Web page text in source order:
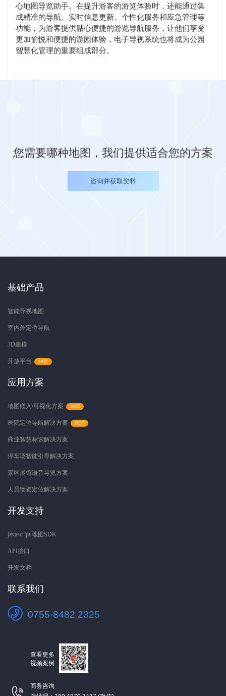
心地图导览助手。在提升游客的游览体验时，还能通过集
成精准的导航、实时信息更新、个性化服务和应急管理等
功能，为游客提供贴心便捷的游览导航服务，让他们享受
更加愉悦和便捷的游园体验，电子导视系统也将成为公园
智慧化管理的重要组成部分。
您需要哪种地图，我们提供适合您的方案
咨询并获取资料
基础产品
智能导视地图
室内外定位导航
3D建模
开放平台
应用方案
地图嵌入/可视化方案
医院定位导航解决方案
商业智慧标识解决方案
停车场智能引导解决方案
景区展馆语音导览方案
人员物资定位解决方案
开发支持
javascript 地图SDK
API接口
开发文档
联系我们
0755-8482 2325
查看更多
视频案例
商务咨询